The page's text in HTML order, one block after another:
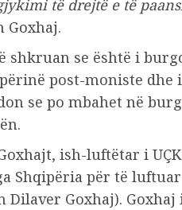
të drejtë e të
shkruan se është i
post-moniste dhe
se po mbahet në
ish-luftëtar i
Shqipëria për të
Goxhaj). Goxhaj